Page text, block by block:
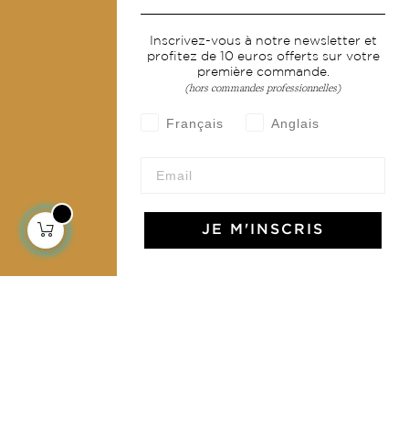
Sacs & pochettes
Mode
Services
Devenir revendeur
Notre communauté
Inscrivez-vous à notre newsletter et
profitez de 10 euros offerts sur votre
première commande.
(hors commandes professionnelles)
Français Anglais
JE M'INSCRIS